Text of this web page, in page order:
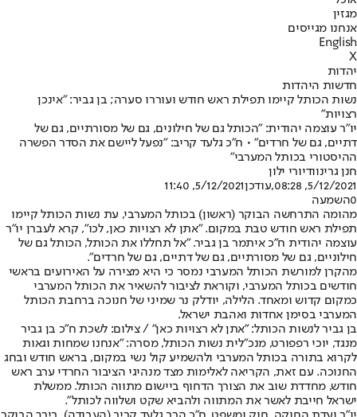
מגזין
אנחנו מגייסים
English
X
יהדות
חדשות היהדות
נשות הכותל קיימו תפילת ראש חודש ועוררו סערה; בן גביר: "אינכן
רצויות"
יו"ר עוצמה יהודית: "הכותל גם של חילונים, גם של מסורתיים, גם של
דתיים, גם של חרדים" • ח"כ גלעד קריב: "נפעל ליישם את הסדר הפשרה
ההיסטורי בכותל המערבי"
חנן גרינוודיורי ילון
5/12/2021, 08:28
,עודכן5/12/2021, 11:40
0השמעה
מהומה התרחשה הבוקר (ראשון) בכותל המערבי, עת נשות הכותל קיימו
תפילת ראש חודש טבת במקום. "אתן לא רצויות כאן, לכו", קרא לעברן יו"ר
עוצמה יהודית ח"כ איתמר בן גביר. "אל תחללו את הכותל, הכותל גם של
חילוניים, גם של מסורתיים, גם של דתיים, גם של חרדים".
מהקרן למורשת הכותל המערבי נמסר כי היא מצירה על האירועים בראשי
חודשים בכותל המערבי, וקוראת לציבור להשאיר את הכותל המערבי
כמקום קדוש ומאחד. הלילה, יודלק נר שמיני של חנוכה ברחבת הכותל
המערבי בסימן אחדות ואהבת ישראל.
בן גביר לנשות הכותל: "אתן לא רצויות כאן" / צילום: לשכת ח"כ בן גביר
מנגד, יוכי רפפורט, מנכ"לית נשות הכותל, מסרה: "אנחנו שמחות וגאות
לקרוא בתורה בכותל המערבי ולהשמיע קול נשי במקום, בראש חודש ובחג
החנוכה. עם זאת, הקריאה לאלימות מצד מנהיגי הציבור החרדי ערב ראש
חודש, מחדדת שוב את הצורך הדחוף ביישום מתווה הכותל. ממשלת
ישראל חייבת לאשר את המתווה ולהביא שקט ושלווה לכותל".